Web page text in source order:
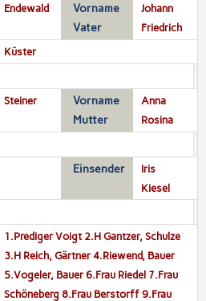
Endewald
Vorname
Vater
Johann
Friedrich
Küster
Steiner
Vorname
Mutter
Anna
Rosina
Einsender
Iris
Kiesel
1.Prediger Voigt 2.H Gantzer, Schulze
3.H Reich, Gärtner 4.Riewend, Bauer
5.Vogeler, Bauer 6.Frau Riedel 7.Frau
Schöneberg 8.Frau Berstorff 9.Frau